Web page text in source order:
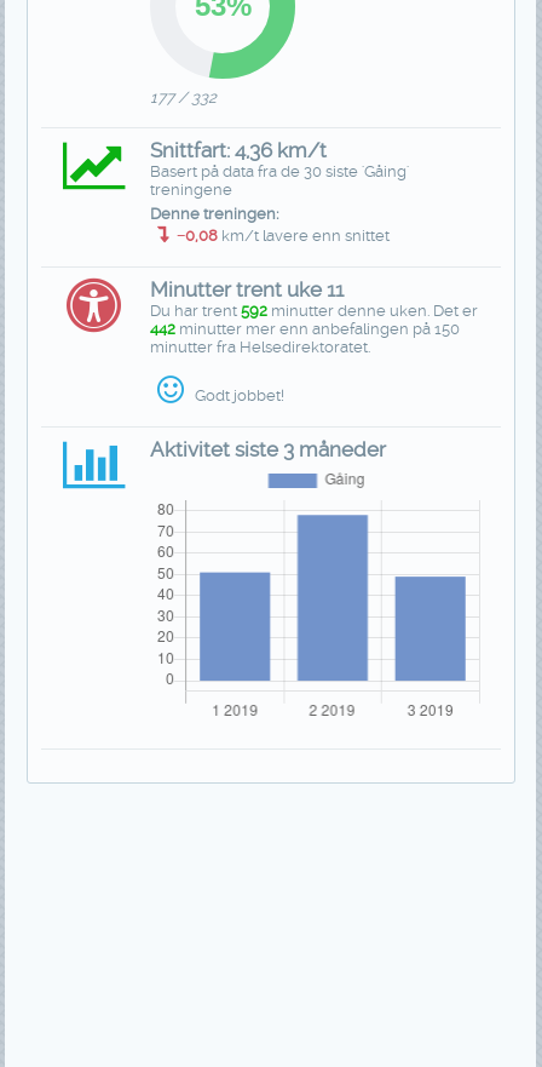
177 / 332
Snittfart: 4,36 km/t
Basert på data fra de 30 siste 'Gåing'
treningene
Denne treningen:
−0,08 km/t lavere enn snittet
Minutter trent uke 11
Du har trent592 minutter denne uken. Det er
442 minutter mer enn anbefalingen på 150
minutter fra Helsedirektoratet.
Godt jobbet!
Aktivitet siste 3 måneder